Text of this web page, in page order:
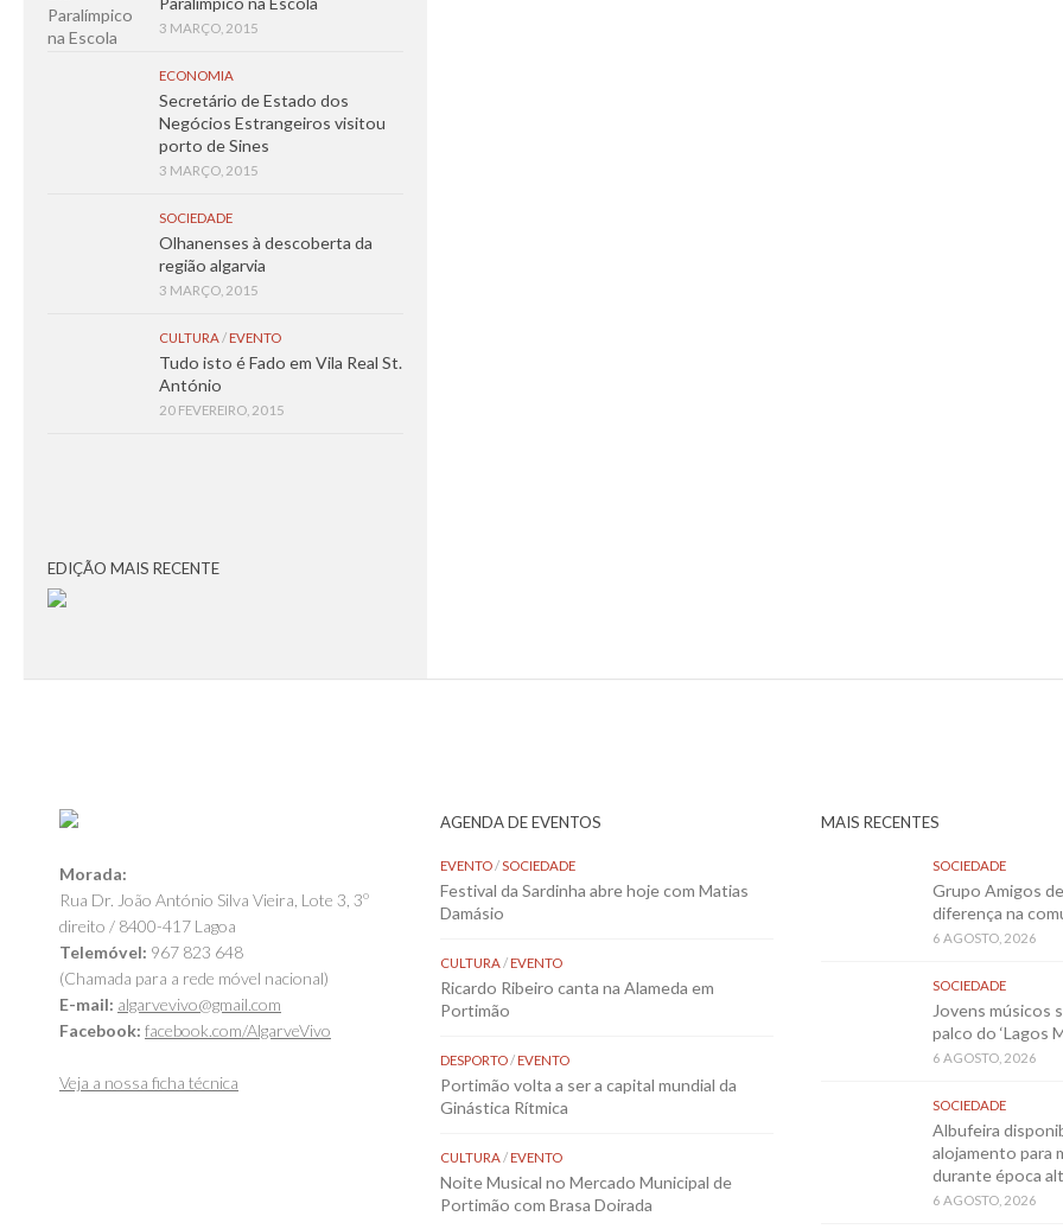
3 MARÇO, 2015
ECONOMIA
Secretário de Estado dos
Negócios Estrangeiros visitou
porto de Sines
3 MARÇO, 2015
SOCIEDADE
Olhanenses à descoberta da
região algarvia
3 MARÇO, 2015
CULTURA/ EVENTO
Tudo isto é Fado em Vila Real St.
António
20 FEVEREIRO, 2015
EDIÇÃO MAIS RECENTE
Morada:
Rua Dr. João António Silva Vieira, Lote 3, 3º
direito / 8400-417 Lagoa
Telemóvel: 967 823 648
(Chamada para a rede móvel nacional)
E-mail: algarvevivo@gmail.com
Facebook: facebook.com/AlgarveVivo
Veja a nossa ficha técnica
AGENDA DE EVENTOS
EVENTO/SOCIEDADE
Festival da Sardinha abre hoje com Matias
Damásio
CULTURA/EVENTO
Ricardo Ribeiro canta na Alameda em
Portimão
DESPORTO/EVENTO
Portimão volta a ser a capital mundial da
Ginástica Rítmica
CULTURA/EVENTO
Noite Musical no Mercado Municipal de
Portimão com Brasa Doirada
MAIS RECENTES
SOCIEDADE
Grupo Amigos
diferença na
6 AGOSTO, 2026
SOCIEDADE
Jovens músicos
palco do ‘Lagos
6 AGOSTO, 2026
SOCIEDADE
Albufeira
alojamento para
durante época
6 AGOSTO, 2026